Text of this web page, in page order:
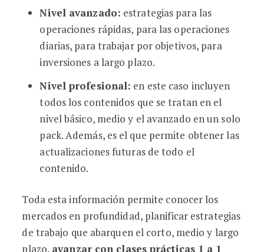
Nivel avanzado: estrategias para las
operaciones rápidas, para las operaciones
diarias, para trabajar por objetivos, para
inversiones a largo plazo.
Nivel profesional: en este caso incluyen
todos los contenidos que se tratan en el
nivel básico, medio y el avanzado en un solo
pack. Además, es el que permite obtener las
actualizaciones futuras de todo el
contenido.
Toda esta información permite conocer los
mercados en profundidad, planificar estrategias
de trabajo que abarquen el corto, medio y largo
plazo, avanzar con clases prácticas 1 a 1